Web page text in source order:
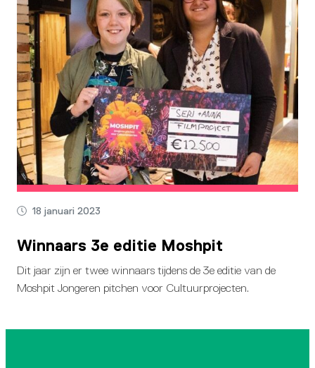
18 januari 2023
Winnaars 3e editie Moshpit
Dit jaar zijn er twee winnaars tijdens de 3e editie van de
Moshpit Jongeren pitchen voor Cultuurprojecten.